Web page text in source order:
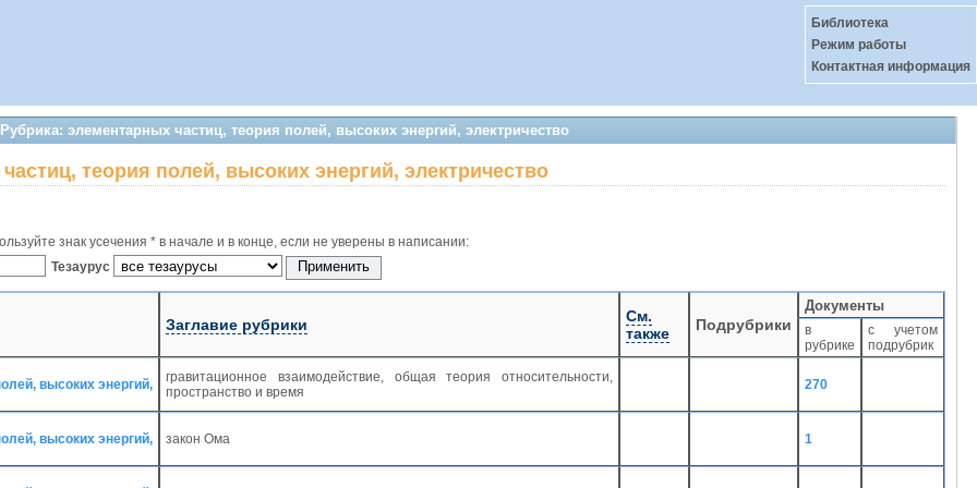
Библиотека
Режим работы
Контактная информация
элементарных частиц, теория полей, высоких энергий, электричество
теория полей, высоких энергий, электричество
знак усечения * в начале и в конце, если не уверены в написании:
Тезаурус
Заглавие рубрики
См.
также
Подрубрики
Документы
в
рубрике
с учетом
подрубрик
высоких энергий,
гравитационное взаимодействие, общая теория относительности,
пространство и время
270
высоких энергий, закон Ома 1